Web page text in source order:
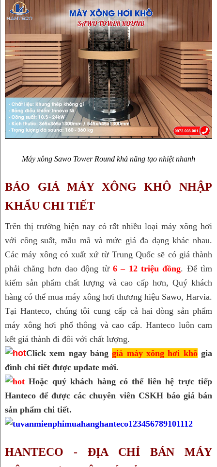
Máy xông Sawo Tower Round khả năng tạo nhiệt nhanh
BÁO GIÁ MÁY XÔNG KHÔ NHẬP
KHẨU CHI TIẾT
Trên thị trường hiện nay có rất nhiều loại máy xông hơi
với công suất, mẫu mã và mức giá đa dạng khác nhau.
Các máy xông có xuất xứ từ Trung Quốc sẽ có giá thành
phải chăng hơn dao động từ 6 – 12 triệu đồng. Để tìm
kiếm sản phẩm chất lượng và cao cấp hơn, Quý khách
Tại Hanteco, chúng tôi cung cấp cả hai dòng sản phẩm
máy xông hơi phổ thông và cao cấp. Hanteco luôn cam
kết giá thành đi đôi với chất lượng.
Click xem ngay bảnggiá máy xông hơi khôgia
đình chi tiết được update mới.
Hoặc quý khách hàng có thể liên hệ trực tiếp
Hanteco để được các chuyên viên CSKH báo giá bán
sản phẩm chi tiết.
HANTECO - ĐỊA CHỈ BÁN MÁY